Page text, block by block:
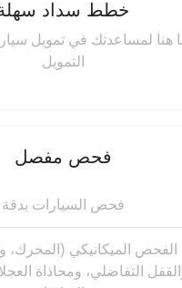
خطط سداد
هنا لمساعدتك في تمويل
التمويل
فحص مفصل
فحص السيارات بدقة
الفحص الميكانيكي (المحرك،
التفاضلي، ومحاذاة